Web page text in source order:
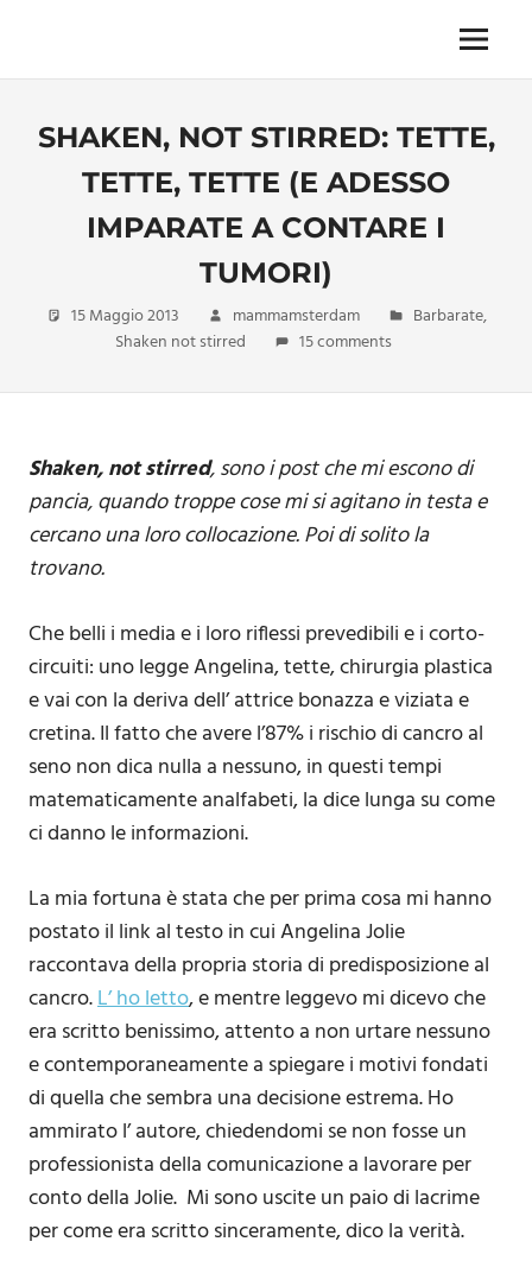
content
imprescindibile,
inevitabile
monodose
confezione
Menu
SHAKEN, NOT STIRRED: TETTE,
TETTE, TETTE (E ADESSO
IMPARATE A CONTARE I
TUMORI)
15 Maggio 2013 mammamsterdam Barbarate,
Shaken not stirred
15 comments
Shaken, not stirred, sono i post che mi escono di
pancia, quando troppe cose mi si agitano in testa e
cercano una loro collocazione. Poi di solito la
trovano.
Che belli i media e i loro riflessi prevedibili e i corto-
circuiti: uno legge Angelina, tette, chirurgia plastica
e vai con la deriva dell’ attrice bonazza e viziata e
cretina. Il fatto che avere l’87% i rischio di cancro al
seno non dica nulla a nessuno, in questi tempi
matematicamente analfabeti, la dice lunga su come
ci danno le informazioni.
La mia fortuna è stata che per prima cosa mi hanno
postato il link al testo in cui Angelina Jolie
raccontava della propria storia di predisposizione al
cancro.L’ ho letto, e mentre leggevo mi dicevo che
era scritto benissimo, attento a non urtare nessuno
e contemporaneamente a spiegare i motivi fondati
di quella che sembra una decisione estrema. Ho
ammirato l’ autore, chiedendomi se non fosse un
professionista della comunicazione a lavorare per
conto della Jolie. Mi sono uscite un paio di lacrime
per come era scritto sinceramente, dico la verità.